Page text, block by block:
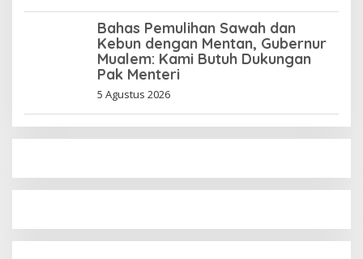
Bahas Pemulihan Sawah dan
Kebun dengan Mentan, Gubernur
Mualem: Kami Butuh Dukungan
Pak Menteri
5 Agustus 2026